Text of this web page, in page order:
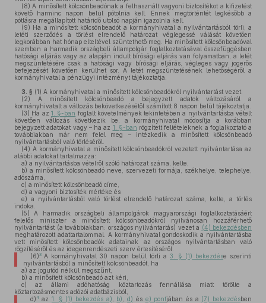
(8) A minősített kölcsönbeadónak a felhasznált vagyoni biztosítékot a kifizetést
követő harminc napon belül pótolnia kell. Ennek megtörténtét legkésőbb a
pótlásra megállapított határidő utolsó napján igazolnia kell.
(9) Ha a minősített kölcsönbeadót a kormányhivatal a nyilvántartásból törli, a
letéti szerződés a törlést elrendelő határozat véglegessé válását követően
legkorábban hat hónap elteltével szüntethető meg. Ha minősített kölcsönbeadóval
szemben a harmadik országbeli állampolgár foglalkoztatásával összefüggésben
hatósági eljárás vagy az alapján indult bírósági eljárás van folyamatban, a letét
megszüntetésére csak a hatósági vagy bírósági eljárás, végleges vagy jogerős
befejezését követően kerülhet sor. A letét megszüntetésének lehetőségéről a
kormányhivatal a pénzügyi intézményt tájékoztatja.
3. § (1) A kormányhivatal a minősített kölcsönbeadókról nyilvántartást vezet.
(2) A minősített kölcsönbeadó a bejegyzett adatok változásáról a
kormányhivatalt a változás bekövetkezésétől számított 8 napon belül tájékoztatja.
(3) Ha az 1. §-ban foglalt követelmények tekintetében a nyilvántartásba vételt
követően változás következik be, a kormányhivatal módosítja a korábban
bejegyzett adatokat vagy – ha az 1. §-ban rögzített feltételeknek a foglalkoztató a
továbbiakban már nem felel meg – intézkedik a minősített kölcsönbeadó
nyilvántartásból való törléséről.
(4) A kormányhivatal a minősített kölcsönbeadókról vezetett nyilvántartása az
alábbi adatokat tartalmazza:
a) a nyilvántartásba vételről szóló határozat száma, kelte,
b) a minősített kölcsönbeadó neve, szervezeti formája, székhelye, telephelye,
adószáma,
c) a minősített kölcsönbeadó címe,
d) a vagyoni biztosíték mértéke és
e) a nyilvántartásból való törlést elrendelő határozat száma, kelte, a törlés
indoka.
(5) A harmadik országbeli állampolgárok magyarországi foglalkoztatásáért
felelős miniszter a minősített kölcsönbeadókról nyilvánosan hozzáférhető
nyilvántartást (a továbbiakban: országos nyilvántartás) vezet a (4) bekezdésben
meghatározott adattartalommal. A kormányhivatal gondoskodik a nyilvántartásba
vett minősített kölcsönbeadók adatainak az országos nyilvántartásban való
rögzítéséről és az idegenrendészeti szerv értesítéséről.
(6) 3A kormányhivatal 30 napon belül törli a3. § (1) bekezdése szerinti
nyilvántartásból a minősített kölcsönbeadót, ha
a) az jogutód nélkül megszűnt,
b) a minősített kölcsönbeadó azt kéri,
c) az állami adóhatóság köztartozás fennállása miatt törölte a
köztartozásmentes adózói adatbázisból,
d)4az 1. § (1) bekezdés a) b) ,d) és e) pontjában és a (7) bekezdésben